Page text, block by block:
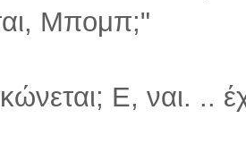
Μπομπ;"
Ε, ναι. ..